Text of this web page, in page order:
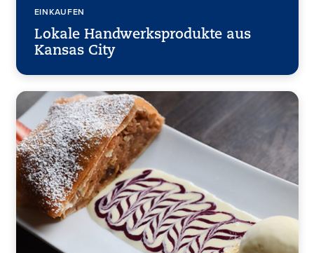
EINKAUFEN
Lokale Handwerksprodukte aus
Kansas City